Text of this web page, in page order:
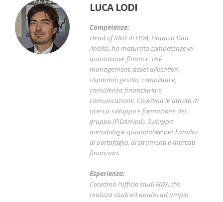
LUCA LODI
Competenze:
Head of R&D di FIDA, Finanza Dati
Analisi, ha maturato competenze in
quantitative finance, risk
management, asset allocation,
risparmio gestito, compliance,
consulenza finanziaria e
comunicazione. Coordina le attività di
ricerca-sviluppo e formazione del
gruppo (FIDAmind). Sviluppa
metodologie quantitative per l'analisi
di portafoglio, di strumenti e mercati
finanziari.
Esperienza:
Coordina l’ufficio studi FIDA che
realizza studi ed analisi ad ampio